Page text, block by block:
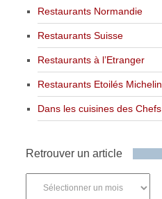
Restaurants Normandie
Restaurants Suisse
Restaurants à l’Etranger
Restaurants Etoilés Michelin
Dans les cuisines des Chefs
Retrouver un article